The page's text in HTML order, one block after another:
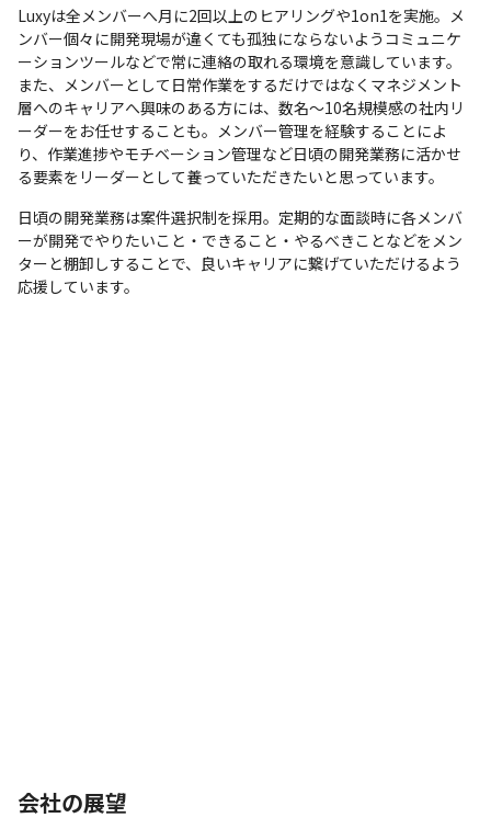
Luxyは全メンバーへ月に2回以上のヒアリングや1on1を実施。メ
ンバー個々に開発現場が違くても孤独にならないようコミュニケ
ーションツールなどで常に連絡の取れる環境を意識しています。
また、メンバーとして日常作業をするだけではなくマネジメント
層へのキャリアへ興味のある方には、数名～10名規模感の社内リ
ーダーをお任せすることも。メンバー管理を経験することによ
り、作業進捗やモチベーション管理など日頃の開発業務に活かせ
る要素をリーダーとして養っていただきたいと思っています。
日頃の開発業務は案件選択制を採用。定期的な面談時に各メンバ
ーが開発でやりたいこと・できること・やるべきことなどをメン
ターと棚卸しすることで、良いキャリアに繋げていただけるよう
応援しています。
会社の展望